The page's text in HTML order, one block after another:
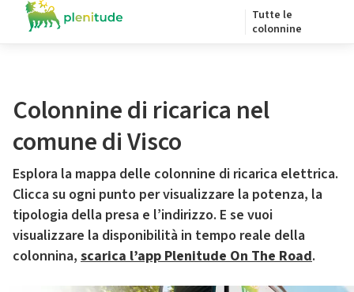
Tutte le
colonnine
Colonnine di ricarica nel
comune di Visco
Esplora la mappa delle colonnine di ricarica elettrica.
Clicca su ogni punto per visualizzare la potenza, la
tipologia della presa e l’indirizzo. E se vuoi
visualizzare la disponibilità in tempo reale della
colonnina, scarica l’app Plenitude On The Road.